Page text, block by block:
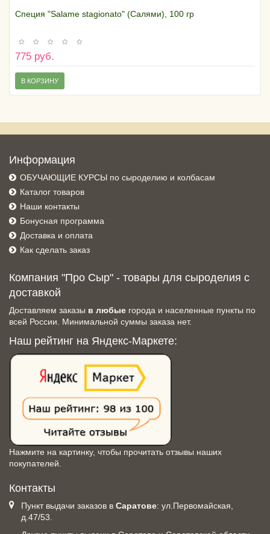
Специя "Salame stagionato" (Салями), 100 гр
775 руб.
В КОРЗИНУ
Информация
ОБУЧАЮЩИЕ КУРСЫ по сыроделию и колбасам
Каталог товаров
Наши контакты
Бонусная программа
Доставка и оплата
Как сделать заказ
Компания "Про Сыр" - товары для сыроделия с
доставкой
Доставляем заказы в любые города и населенные пункты по
всей России. Минимальной суммы заказа нет.
Наш рейтинг на Яндекс-Маркете:
Нажмите на картинку, чтобы прочитать отзывы наших
покупателей.
Контакты
Пункт выдачи заказов в Саратове: ул.Первомайская,
д.47/53.